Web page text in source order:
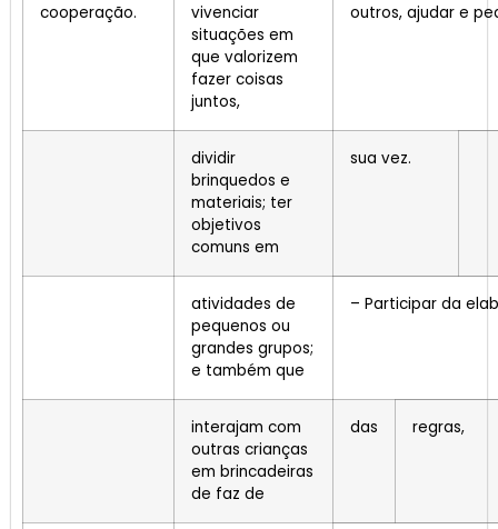
cooperação.
vivenciar
situações em
que valorizem
fazer coisas
juntos,
outros, ajudar e
dividir
brinquedos e
materiais; ter
objetivos
comuns em
sua vez.
atividades de
pequenos ou
grandes grupos;
e também que
– Participar da
interajam com
outras crianças
em brincadeiras
de faz de
das regras,